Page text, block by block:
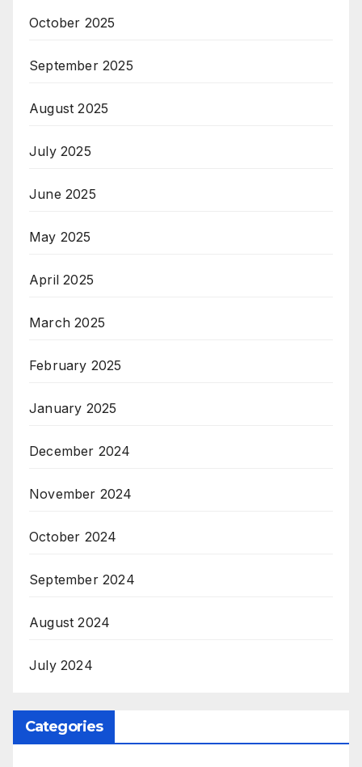
October 2025
September 2025
August 2025
July 2025
June 2025
May 2025
April 2025
March 2025
February 2025
January 2025
December 2024
November 2024
October 2024
September 2024
August 2024
July 2024
Categories